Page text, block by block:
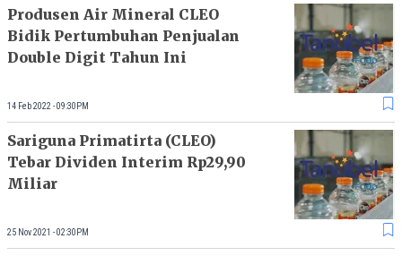
Produsen Air Mineral CLEO
Bidik Pertumbuhan Penjualan
Double Digit Tahun Ini
14 Feb 2022 - 09:30PM
Sariguna Primatirta (CLEO)
Tebar Dividen Interim Rp29,90
Miliar
25 Nov 2021 - 02:30PM